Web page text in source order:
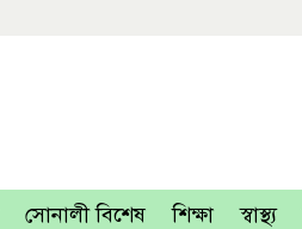
সোনালী বিশেষ শিক্ষা স্বাস্থ্য